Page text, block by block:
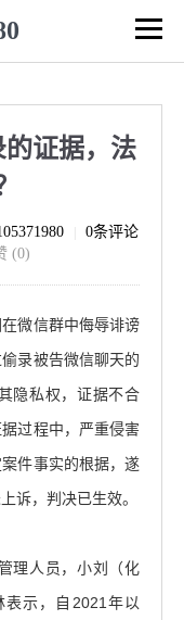
证据，法
0条评论
(0)
微信群中侮辱诽谤
录被告微信聊天的
隐私权，证据不合
过程中，严重侵害
件事实的根据，遂
诉，判决已生效。
人员，小刘（化
示，自2021年以